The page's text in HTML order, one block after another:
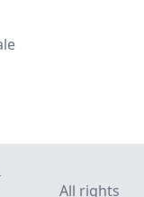
All rights